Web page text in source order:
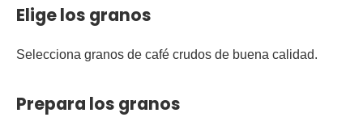
Elige los granos
Selecciona granos de café crudos de buena calidad.
Prepara los granos